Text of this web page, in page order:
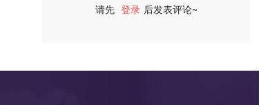
请先 登录 后发表评论~